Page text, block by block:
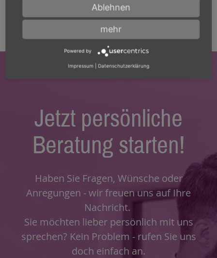
Jetzt persönliche
Beratung starten!
Haben Sie Fragen, Wünsche oder
Anregungen - wir freuen uns auf Ihre
Nachricht.
Sie möchten lieber persönlich mit uns
sprechen? Kein Problem - rufen Sie uns
doch einfach an.
Ablehnen
mehr
Powered by
Impressum Datenschutzerklärung